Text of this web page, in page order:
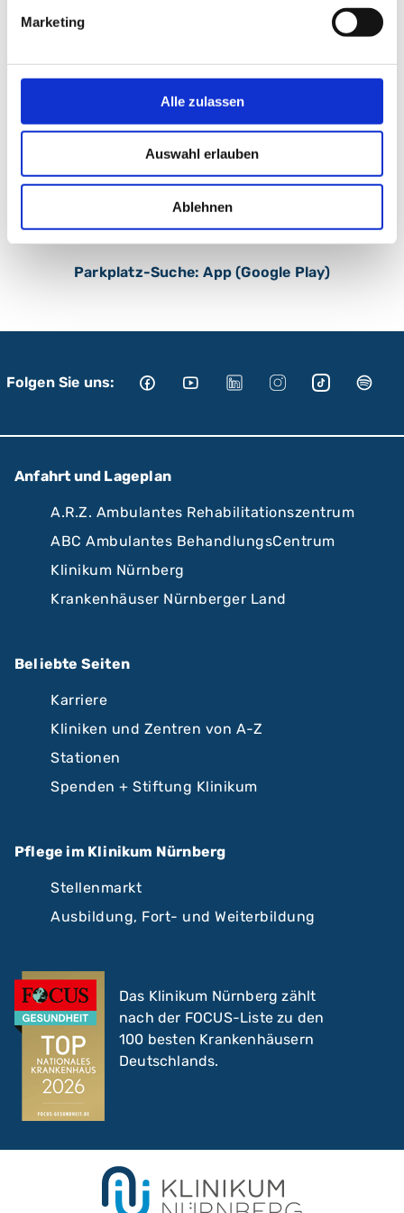
Marketing
Alle zulassen
Auswahl erlauben
Ablehnen
Parkplatz-Suche: App (App Store)
Parkplatz-Suche: App (Google Play)
Folgen Sie uns:
Anfahrt und Lageplan
A.R.Z. Ambulantes Rehabilitationszentrum
ABC Ambulantes BehandlungsCentrum
Klinikum Nürnberg
Krankenhäuser Nürnberger Land
Beliebte Seiten
Karriere
Kliniken und Zentren von A-Z
Stationen
Spenden + Stiftung Klinikum
Pflege im Klinikum Nürnberg
Stellenmarkt
Ausbildung, Fort- und Weiterbildung
Das Klinikum Nürnberg zählt
nach der FOCUS-Liste zu den
100 besten Krankenhäusern
Deutschlands.